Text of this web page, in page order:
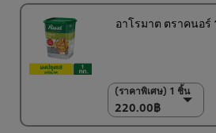
อาโรมาต ตราคนอร์
(ราคาพิเศษ) 1 ชิ้น
220.00฿
(ราคาพิเศษ) 1 ชิ้น
220.00฿
(ราคาพิเศษ) แพ็ค 6